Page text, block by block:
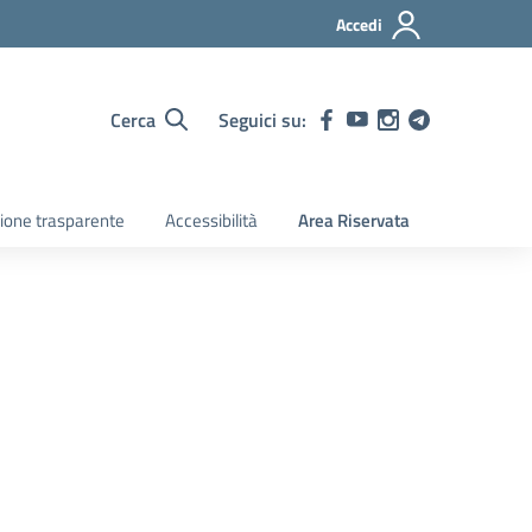
Accedi
Cerca Seguici su:
trasparente Accessibilità Area Riservata